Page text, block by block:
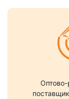
Оптово-